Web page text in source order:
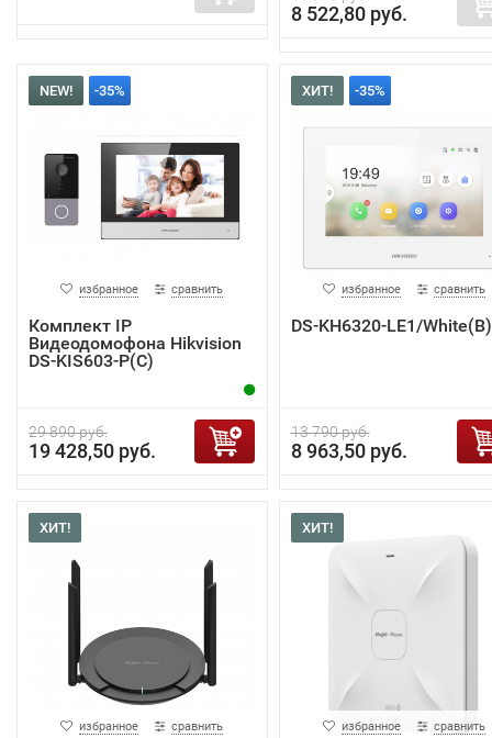
8 522,80 руб.
NEW! -35%
избранное сравнить
Комплект IP
Видеодомофона Hikvision
DS-KIS603-P(C)
29 890 руб.
19 428,50 руб.
ХИТ! -35%
избранное сравнить
DS-KH6320-LE1/White(B)
13 790 руб.
8 963,50 руб.
ХИТ!
избранное сравнить
ХИТ!
избранное сравнить